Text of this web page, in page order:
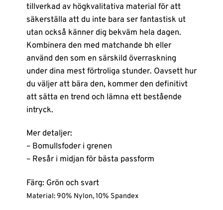
tillverkad av högkvalitativa material för att
säkerställa att du inte bara ser fantastisk ut
utan också känner dig bekväm hela dagen.
Kombinera den med matchande bh eller
använd den som en särskild överraskning
under dina mest förtroliga stunder. Oavsett hur
du väljer att bära den, kommer den definitivt
att sätta en trend och lämna ett bestående
intryck.
Mer detaljer:
– Bomullsfoder i grenen
– Resår i midjan för bästa passform
Färg: Grön och svart
Material: 90% Nylon, 10% Spandex